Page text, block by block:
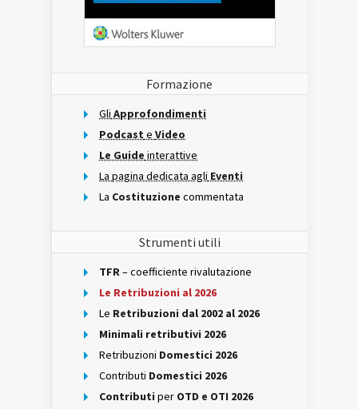
Formazione
Gli Approfondimenti
Podcast e Video
Le Guide interattive
La pagina dedicata agli Eventi
La Costituzione commentata
Strumenti utili
TFR– coefficiente rivalutazione
Le Retribuzioni al 2026
Le Retribuzioni dal 2002 al 2026
Minimali retributivi 2026
Retribuzioni Domestici 2026
Contributi Domestici 2026
Contributi per OTD e OTI 2026